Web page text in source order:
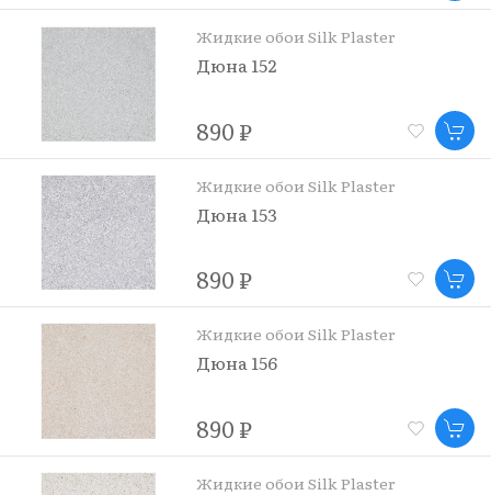
Жидкие обои Silk Plaster
Дюна 152
890 ₽
Жидкие обои Silk Plaster
Дюна 153
890 ₽
Жидкие обои Silk Plaster
Дюна 156
890 ₽
Жидкие обои Silk Plaster